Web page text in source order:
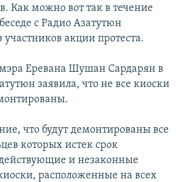
Как можно вот так в течение
с Радио Азатутюн
участников акции протеста.
Еревана Шушан Сардарян в
заявила, что не все киоски
что будут демонтированы все
которых истек срок
и незаконные
расположенные на всех